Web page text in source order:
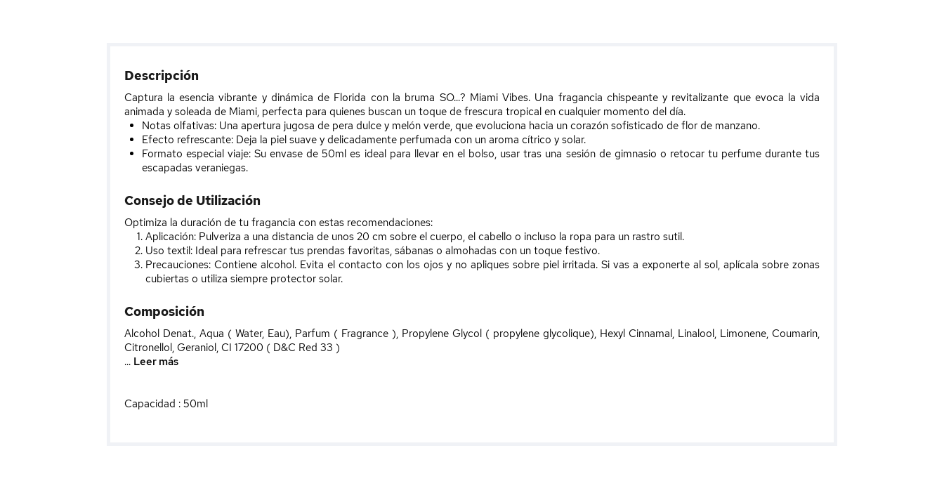
Descripción
Captura la esencia vibrante y dinámica de Florida con la bruma SO...? Miami Vibes. Una fragancia chispeante y revitalizante que evoca la vida
animada y soleada de Miami, perfecta para quienes buscan un toque de frescura tropical en cualquier momento del día.
Notas olfativas:Una apertura jugosa de pera dulce y melón verde, que evoluciona hacia un corazón sofisticado de flor de manzano.
Efecto refrescante:Deja la piel suave y delicadamente perfumada con un aroma cítrico y solar.
Formato especial viaje:Su envase de 50ml es ideal para llevar en el bolso, usar tras una sesión de gimnasio o retocar tu perfume durante tus
escapadas veraniegas.
Consejo de Utilización
Optimiza la duración de tu fragancia con estas recomendaciones:
Aplicación:Pulveriza a una distancia de unos 20 cm sobre el cuerpo, el cabello o incluso la ropa para un rastro sutil.
Uso textil:Ideal para refrescar tus prendas favoritas, sábanas o almohadas con un toque festivo.
Precauciones:Contiene alcohol. Evita el contacto con los ojos y no apliques sobre piel irritada. Si vas a exponerte al sol, aplícala sobre zonas
cubiertas o utiliza siempre protector solar.
Composición
Alcohol Denat., Aqua ( Water, Eau), Parfum ( Fragrance ), Propylene Glycol ( propylene glycolique), Hexyl Cinnamal, Linalool, Limonene, Coumarin,
Citronellol, Geraniol, CI 17200 ( D&C Red 33 )
... Leer más
Capacidad : 50ml